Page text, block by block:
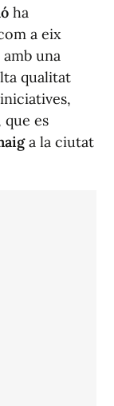
ha
a eix
amb una
qualitat
que es
a la ciutat